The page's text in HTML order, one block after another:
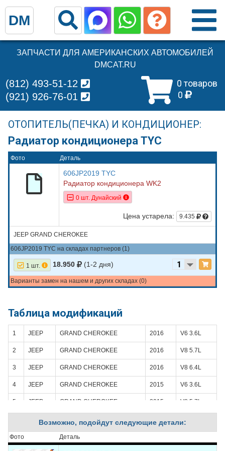
ЗАПЧАСТИ ДЛЯ АМЕРИКАНСКИХ АВТОМОБИЛЕЙ
DMCAT.RU
0 товаров
0
(812) 493-51-12
(921) 926-76-01
ОТОПИТЕЛЬ(ПЕЧКА) И КОНДИЦИОНЕР:
Радиатор кондиционера TYC
Фото Деталь
606JP2019 TYC
Радиатор кондиционера WK2
0 шт. Дунайский
Цена устарела: 9.435
JEEP GRAND CHEROKEE
606JP2019 TYC на складах партнеров (1)
1 шт. 18.950 (1-2 дня)
Варианты замен на нашем и других складах (0)
Таблица модификаций
1 JEEP GRAND CHEROKEE 2016 V6 3.6L
2 JEEP GRAND CHEROKEE 2016 V8 5.7L
3 JEEP GRAND CHEROKEE 2016 V8 6.4L
4 JEEP GRAND CHEROKEE 2015 V6 3.6L
5 JEEP GRAND CHEROKEE 2015 V8 5.7L
JEEP GRAND CHEROKEE
7 GRAND CHEROKEE
Возможно, подойдут следующие детали:
Фото Деталь
DM